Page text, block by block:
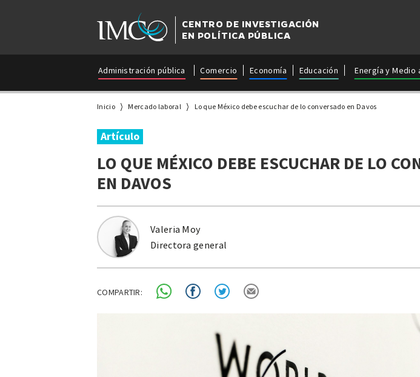
CENTRO DE INVESTIGACIÓN
EN POLÍTICA PÚBLICA
Administración pública Comercio Economía Educación Energía y Medio
Inicio Mercado laboral Lo que México debe escuchar de lo conversado en Davos
Artículo
LO QUE MÉXICO DEBE ESCUCHAR DE LO
EN DAVOS
Valeria Moy
Directora general
COMPARTIR: